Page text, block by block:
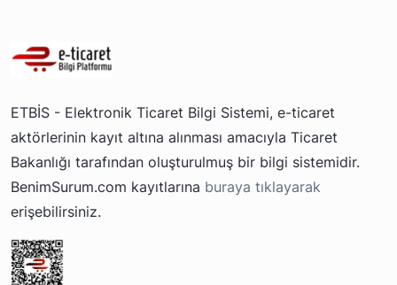
ETBİS - Elektronik Ticaret Bilgi Sistemi, e-ticaret
aktörlerinin kayıt altına alınması amacıyla Ticaret
Bakanlığı tarafından oluşturulmuş bir bilgi sistemidir.
BenimSurum.com kayıtlarına buraya tıklayarak
erişebilirsiniz.